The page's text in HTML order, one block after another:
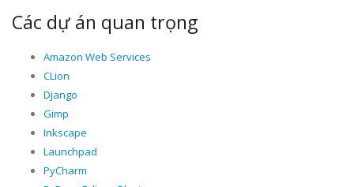
Các dự án quan trọng
Amazon Web Services
CLion
Django
Gimp
Inkscape
Launchpad
PyCharm